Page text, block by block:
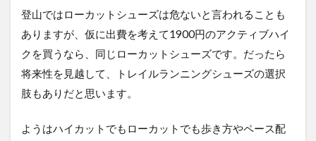
登山ではローカットシューズは危ないと言われることも
ありますが、仮に出費を考えて1900円のアクティブハイ
クを買うなら、同じローカットシューズです。だったら
将来性を見越して、トレイルランニングシューズの選択
肢もありだと思います。
ようはハイカットでもローカットでも歩き方やペース配